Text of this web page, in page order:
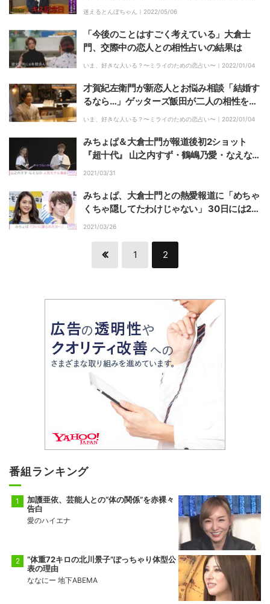
を聞かれ赤面
迷えるとんぼちゃん｜ 2022/05/06
「今後のことはすごく考えている」大倉士
門、交際中の恋人との相性占いの結果は
いま、好きな人いる？〜ミライのための恋占い〜｜ 2022/01/04
才賀紀左衛門が新恋人とお悩み相談「結婚す
るなら…」ゲッターズ飯田が二人の相性を鑑
いま、好きな人いる？〜ミライのための恋占い〜｜ 2022/01/04
みちょぱ＆大倉士門が報道後初2ショット
『超十代』 山之内すず・鶴嶋乃愛・なえなの
ら“ティーンのカリスマ”大集結！
2021/03/31
みちょぱ、大倉士門との熱愛報道に「めちゃ
くちゃ隠してたわけじゃない」 30日には2人
でMCのイベントも
2021/03/26
1 2
番組ランキング
加護亜依、芸能人との“体の関係”を赤裸々
告白
愛のハイエナ
“体重72キロの北川景子”ぽっちゃり体型公
表の理由
ななにー 地下ABEMA